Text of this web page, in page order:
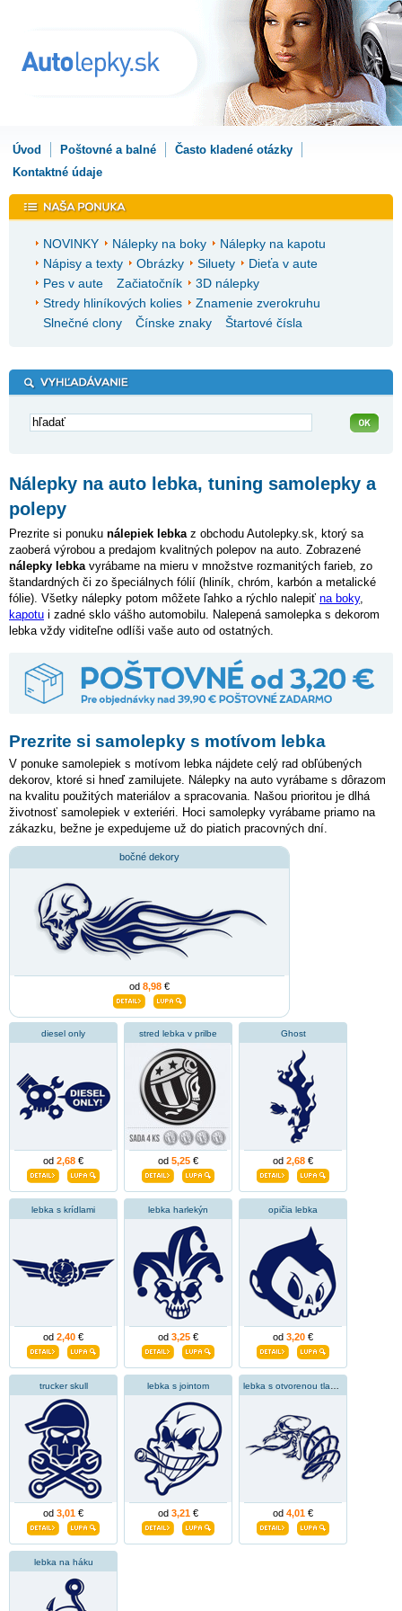
Úvod Poštovné a balné
Často kladené otázky
Kontaktné údaje
NOVINKY Nálepky na boky
Nálepky na kapotu
Nápisy a texty
Obrázky Siluety
Dieťa v aute
Pes v aute
Začiatočník
3D nálepky
Stredy hliníkových kolies
Znamenie zverokruhu
Slnečné clony
Čínske znaky Štartové čísla
Nálepky na auto lebka, tuning samolepky a
polepy
Prezrite si ponuku nálepiek lebkaz obchodu Autolepky.sk, ktorý sa
zaoberá výrobou a predajom kvalitných polepov na auto. Zobrazené
nálepky lebkavyrábame na mieru v množstve rozmanitých farieb, zo
štandardných či zo špeciálnych fólií (hliník, chróm, karbón a metalické
fólie). Všetky nálepky potom môžete ľahko a rýchlo nalepiť na boky,
kapotu i zadné sklo vášho automobilu. Nalepená samolepka s dekorom
lebka vždy viditeľne odlíši vaše auto od ostatných.
Prezrite si samolepky s motívom lebka
V ponuke samolepiek s motívom lebka nájdete celý rad obľúbených
dekorov, ktoré si hneď zamilujete. Nálepky na auto vyrábame s dôrazom
na kvalitu použitých materiálov a spracovania. Našou prioritou je dlhá
životnosť samolepiek v exteriéri. Hoci samolepky vyrábame priamo na
zákazku, bežne je expedujeme už do piatich pracovných dní.
bočné dekory
od 8,98 €
diesel only
od 2,68 €
stred lebka v prilbe
od 5,25 €
Ghost
od 2,68 €
lebka s krídlami
od 2,40 €
lebka harlekýn
od 3,25 €
opičia lebka
od 3,20 €
trucker skull
od 3,01 €
lebka s jointom
od 3,21 € od 4,01 €
lebka na háku